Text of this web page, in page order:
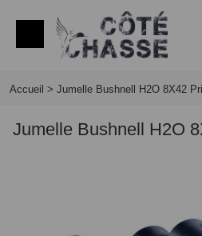
Accueil > Jumelle Bushnell H2O 8X42
Jumelle Bushnell H2O